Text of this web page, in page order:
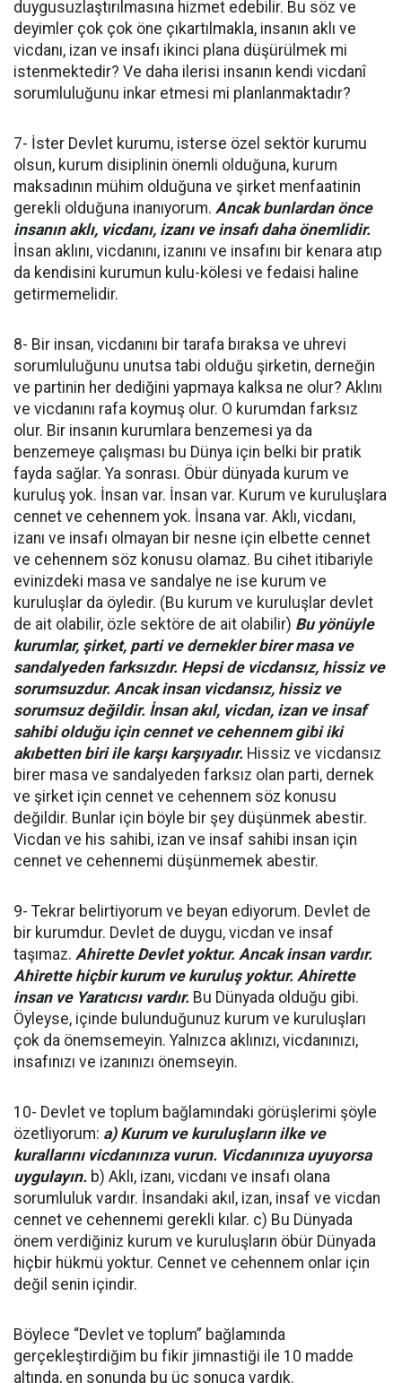
duygusuzlaştırılmasına hizmet edebilir. Bu söz ve
deyimler çok çok öne çıkartılmakla, insanın aklı ve
vicdanı, izan ve insafı ikinci plana düşürülmek mi
istenmektedir? Ve daha ilerisi insanın kendi vicdanî
sorumluluğunu inkar etmesi mi planlanmaktadır?
7- İster Devlet kurumu, isterse özel sektör kurumu
olsun, kurum disiplinin önemli olduğuna, kurum
maksadının mühim olduğuna ve şirket menfaatinin
gerekli olduğuna inanıyorum. Ancak bunlardan önce
insanın aklı, vicdanı, izanı ve insafı daha önemlidir.
İnsan aklını, vicdanını, izanını ve insafını bir kenara atıp
da kendisini kurumun kulu-kölesi ve fedaisi haline
getirmemelidir.
8- Bir insan, vicdanını bir tarafa bıraksa ve uhrevi
sorumluluğunu unutsa tabi olduğu şirketin, derneğin
ve partinin her dediğini yapmaya kalksa ne olur? Aklını
ve vicdanını rafa koymuş olur. O kurumdan farksız
olur. Bir insanın kurumlara benzemesi ya da
benzemeye çalışması bu Dünya için belki bir pratik
fayda sağlar. Ya sonrası. Öbür dünyada kurum ve
kuruluş yok. İnsan var. İnsan var. Kurum ve kuruluşlara
cennet ve cehennem yok. İnsana var. Aklı, vicdanı,
izanı ve insafı olmayan bir nesne için elbette cennet
ve cehennem söz konusu olamaz. Bu cihet itibariyle
evinizdeki masa ve sandalye ne ise kurum ve
kuruluşlar da öyledir. (Bu kurum ve kuruluşlar devlet
de ait olabilir, özle sektöre de ait olabilir) Bu yönüyle
kurumlar, şirket, parti ve dernekler birer masa ve
sandalyeden farksızdır. Hepsi de vicdansız, hissiz ve
sorumsuzdur. Ancak insan vicdansız, hissiz ve
sorumsuz değildir. İnsan akıl, vicdan, izan ve insaf
sahibi olduğu için cennet ve cehennem gibi iki
akıbetten biri ile karşı karşıyadır. Hissiz ve vicdansız
birer masa ve sandalyeden farksız olan parti, dernek
ve şirket için cennet ve cehennem söz konusu
değildir. Bunlar için böyle bir şey düşünmek abestir.
Vicdan ve his sahibi, izan ve insaf sahibi insan için
cennet ve cehennemi düşünmemek abestir.
9- Tekrar belirtiyorum ve beyan ediyorum. Devlet de
bir kurumdur. Devlet de duygu, vicdan ve insaf
taşımaz. Ahirette Devlet yoktur. Ancak insan vardır.
Ahirette hiçbir kurum ve kuruluş yoktur. Ahirette
insan ve Yaratıcısı vardır. Bu Dünyada olduğu gibi.
Öyleyse, içinde bulunduğunuz kurum ve kuruluşları
çok da önemsemeyin. Yalnızca aklınızı, vicdanınızı,
insafınızı ve izanınızı önemseyin.
10- Devlet ve toplum bağlamındaki görüşlerimi şöyle
özetliyorum: a) Kurum ve kuruluşların ilke ve
kurallarını vicdanınıza vurun. Vicdanınıza uyuyorsa
uygulayın. b) Aklı, izanı, vicdanı ve insafı olana
sorumluluk vardır. İnsandaki akıl, izan, insaf ve vicdan
cennet ve cehennemi gerekli kılar. c) Bu Dünyada
önem verdiğiniz kurum ve kuruluşların öbür Dünyada
hiçbir hükmü yoktur. Cennet ve cehennem onlar için
değil senin içindir.
Böylece “Devlet ve toplum” bağlamında
gerçekleştirdiğim bu fikir jimnastiği ile 10 madde
altında, en sonunda bu üç sonuca vardık.